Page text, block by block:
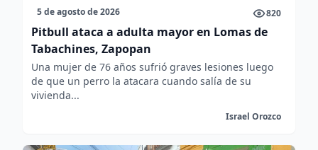
5 de agosto de 2026 820
Pitbull ataca a adulta mayor en Lomas de
Tabachines, Zapopan
Una mujer de 76 años sufrió graves lesiones luego
de que un perro la atacara cuando salía de su
vivienda...
Israel Orozco